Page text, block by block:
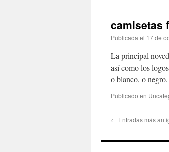
camisetas
Publicada el 17 de
La principal
así como los
o blanco, o
Publicado en
← Entradas más